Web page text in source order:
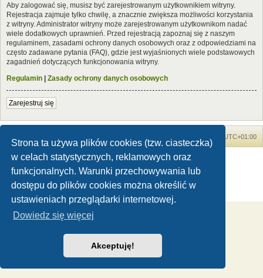
Strona ta używa plików cookies (tzw. ciasteczka)
w celach statystycznych, reklamowych oraz
funkcjonalnych. Warunki przechowywania lub
dostępu do plików cookies można określić w
ustawieniach przeglądarki internetowej.
Dowiedz się więcej
Akceptuję!
Aby zalogować się, musisz być zarejestrowanym użytkownikiem witryny.
Rejestracja zajmuje tylko chwilę, a znacznie zwiększa możliwości korzystania
z witryny. Administrator witryny może zarejestrowanym użytkownikom nadać
wiele dodatkowych uprawnień. Przed rejestracją zapoznaj się z naszym
regulaminem, zasadami ochrony danych osobowych oraz z odpowiedziami na
często zadawane pytania (FAQ), gdzie jest wyjaśnionych wiele podstawowych
zagadnień dotyczących funkcjonowania witryny.
Regulamin | Zasady ochrony danych osobowych
Zarejestruj się
UTC+01:00
Dinozaury.com© 2006-2020
Technologię dostarczaphpBB® Forum Software © phpBB Limited
Zasady ochrony danych osobowych|Regulamin